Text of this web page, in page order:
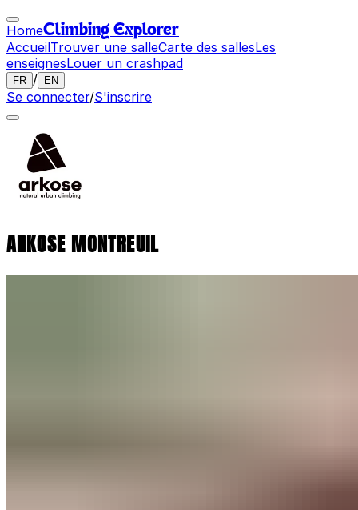
HomeClimbing Explorer
AccueilTrouver une salleCarte des sallesLes
enseignesLouer un crashpad
FR / EN
Se connecter/S'inscrire
ARKOSE MONTREUIL